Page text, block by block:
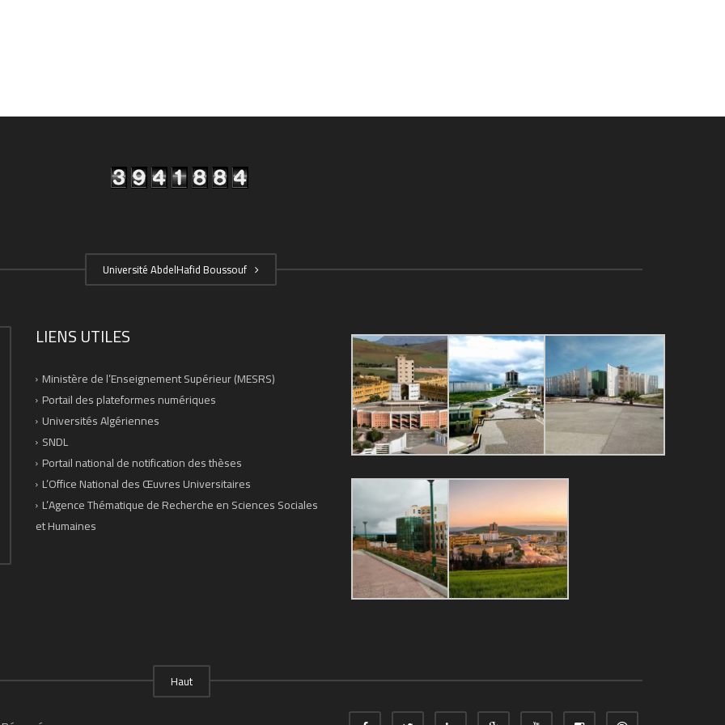
Université AbdelHafid Boussouf
LIENS UTILES
Ministère de l’Enseignement Supérieur (MESRS)
Portail des plateformes numériques
Universités Algériennes
SNDL
Portail national de notification des thèses
L’Office National des Œuvres Universitaires
L’Agence Thématique de Recherche en Sciences Sociales
et Humaines
Haut